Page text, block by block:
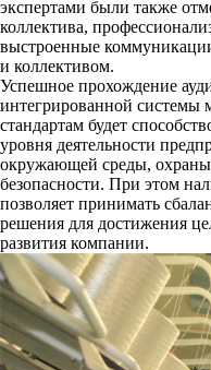
экспертами были также
коллектива,
выстроенные
и коллективом.
Успешное прохождение
интегрированной
стандартам будет
уровня деятельности
окружающей среды,
безопасности. При этом
позволяет принимать
решения для достижения
развития компании.